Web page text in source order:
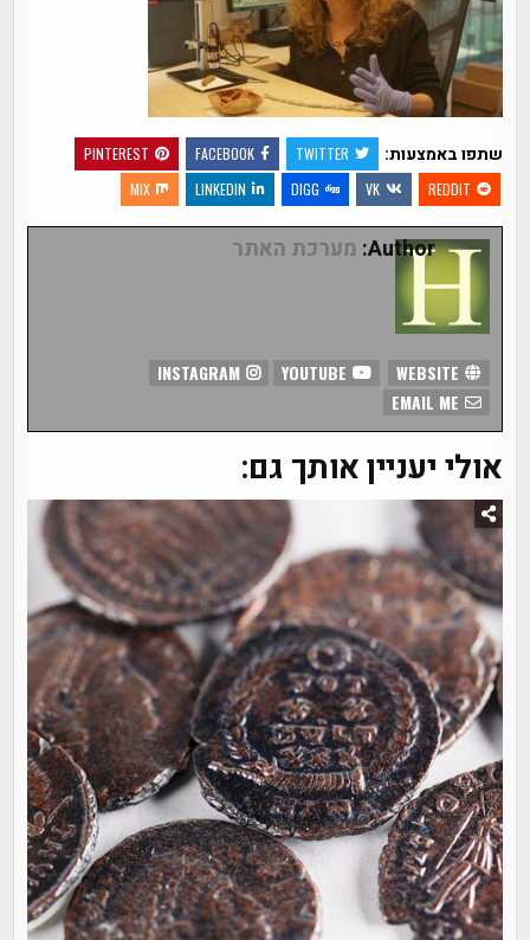
שתפו באמצעות: TWITTER
FACEBOOK
PINTEREST
REDDIT
VK
DIGG
LINKEDIN
MIX
Author: מערכת האתר
INSTAGRAM
אולי יעניין אותך גם: